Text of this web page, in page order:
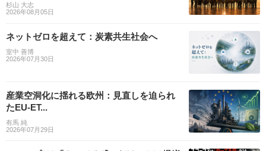
杉山 大志
2026年08月05日
ネットゼロを超えて：炭素共生社会へ
室中 善博
2026年07月30日
産業空洞化に揺れる欧州：見直しを迫られ
たEU-ET...
有馬 純
2026年07月29日